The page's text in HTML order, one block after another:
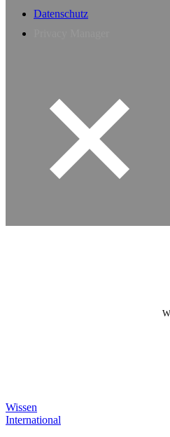
Datenschutz
Wissen
International